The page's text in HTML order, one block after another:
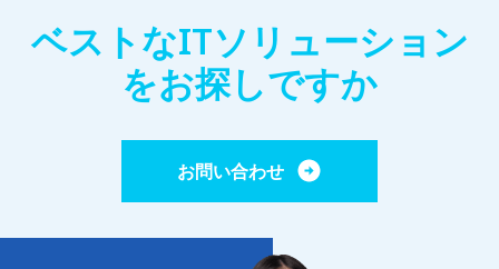
ベストなITソリューション
をお探しですか
お問い合わせ